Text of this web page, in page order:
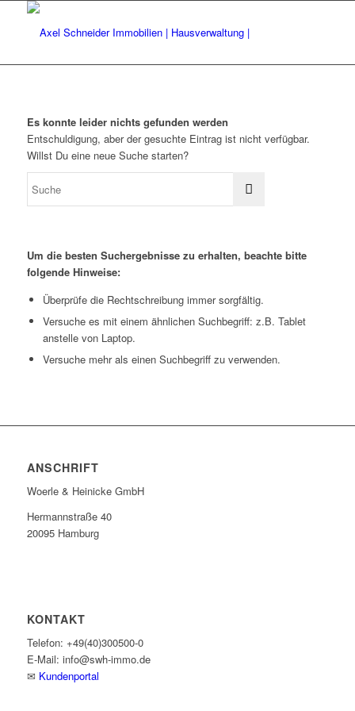
Es konnte leider nichts gefunden werden
Entschuldigung, aber der gesuchte Eintrag ist nicht verfügbar.
Willst Du eine neue Suche starten?
Um die besten Suchergebnisse zu erhalten, beachte bitte
folgende Hinweise:
Überprüfe die Rechtschreibung immer sorgfältig.
Versuche es mit einem ähnlichen Suchbegriff: z.B. Tablet
anstelle von Laptop.
Versuche mehr als einen Suchbegriff zu verwenden.
ANSCHRIFT
Woerle & Heinicke GmbH
Hermannstraße 40
20095 Hamburg
KONTAKT
Telefon: +49(40)300500-0
E-Mail: info@swh-immo.de
✉ Kundenportal